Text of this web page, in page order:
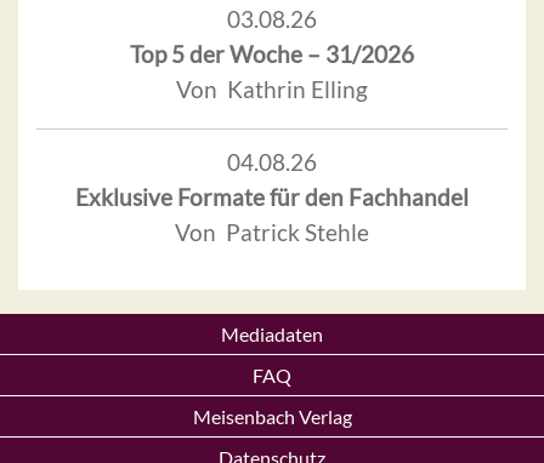
03.08.26
Top 5 der Woche – 31/2026
Von Kathrin Elling
04.08.26
Exklusive Formate für den Fachhandel
Von Patrick Stehle
Mediadaten
FAQ
Meisenbach Verlag
Datenschutz